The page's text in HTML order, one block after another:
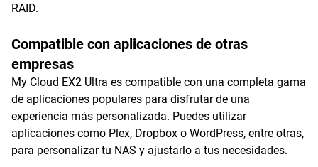
RAID.
Compatible con aplicaciones de otras
empresas
My Cloud EX2 Ultra es compatible con una completa gama
de aplicaciones populares para disfrutar de una
experiencia más personalizada. Puedes utilizar
aplicaciones como Plex, Dropbox o WordPress, entre otras,
para personalizar tu NAS y ajustarlo a tus necesidades.